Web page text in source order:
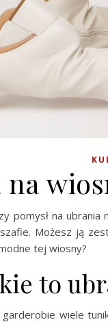
pomysł na ubrania
Możesz ją
tej wiosny?
to
wiele